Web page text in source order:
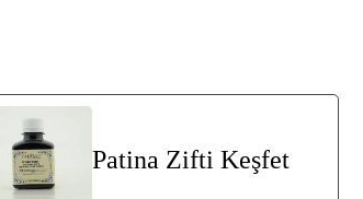
Patina Zifti Keşfet